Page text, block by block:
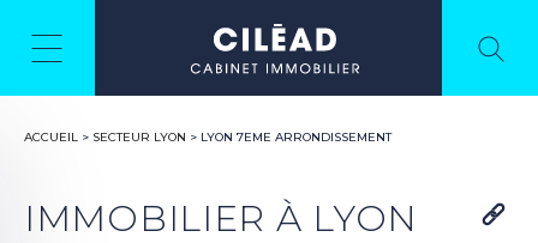
ACCUEIL > SECTEUR LYON > LYON 7EME ARRONDISSEMENT
IMMOBILIER À LYON